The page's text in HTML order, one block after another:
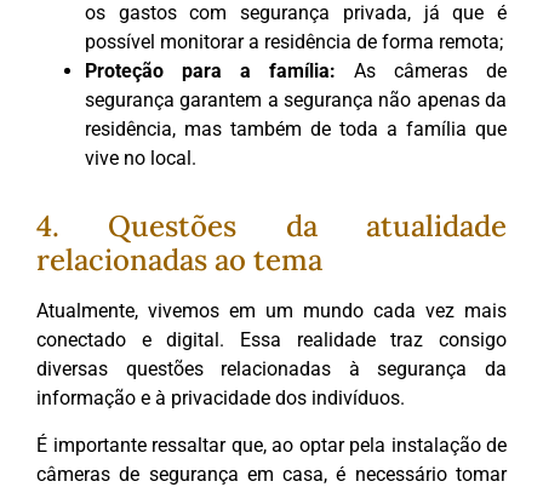
os gastos com segurança privada, já que é
possível monitorar a residência de forma remota;
Proteção para a família: As câmeras de
segurança garantem a segurança não apenas da
residência, mas também de toda a família que
vive no local.
4. Questões da atualidade
relacionadas ao tema
Atualmente, vivemos em um mundo cada vez mais
conectado e digital. Essa realidade traz consigo
diversas questões relacionadas à segurança da
informação e à privacidade dos indivíduos.
É importante ressaltar que, ao optar pela instalação de
câmeras de segurança em casa, é necessário tomar